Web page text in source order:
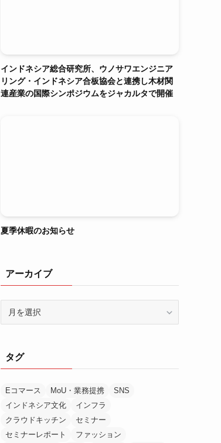
インドネシア総合研究所、ウノサワエンジニア
リング・インドネシア合板協会と連携し木材関
連産業の国際シンポジウムをジャカルタで開催
夏季休暇のお知らせ
アーカイブ
ブタグ
Eコマース MoU・業務提携
SNS
インドネシア文化
インフラ
クラウドキッチン
セミナー
セミナーレポート
ファッション